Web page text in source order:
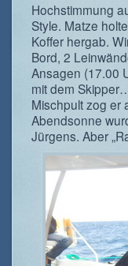
Hochstimmung
Style. Matze
Koffer hergab.
Bord, 2
Ansagen (17.00
mit dem
Mischpult zog er
Abendsonne
Jürgens. Aber